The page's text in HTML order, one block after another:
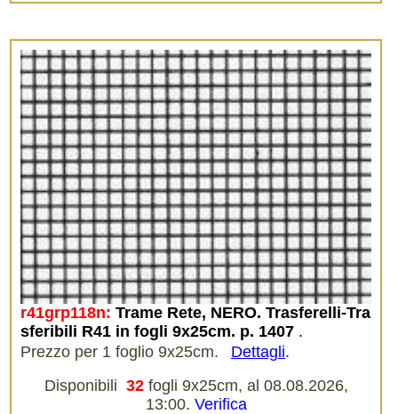
r41grp118n: Trame Rete, NERO. Trasferelli-Tra
sferibili R41 in fogli 9x25cm. p. 1407 .
Prezzo per 1 foglio 9x25cm.
Dettagli.
Disponibili 32 fogli 9x25cm, al 08.08.2026,
13:00. Verifica